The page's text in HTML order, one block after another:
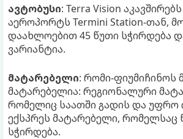
ავტობუსი: Terra Vision
აეროპორტს Termini Station-თან,
დაახლოებით 45 წუთი სჭირდება
ვარიანტია.
მატარებელი: რომი-ფიუმიჩინოს
მატარებელია: რეგიონალური
რომელიც საათში გადის და უფრო
ექსპრეს მატარებელი, რომელსაც
სჭირდება.